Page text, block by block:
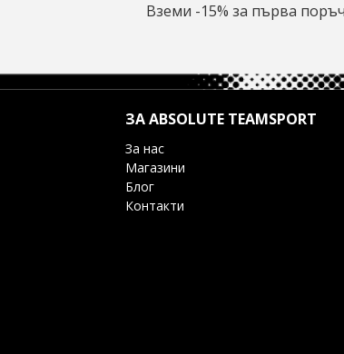
Вземи -15% за първа
ЗА ABSOLUTE TEAMSPORT
За нас
Магазини
Блог
Контакти